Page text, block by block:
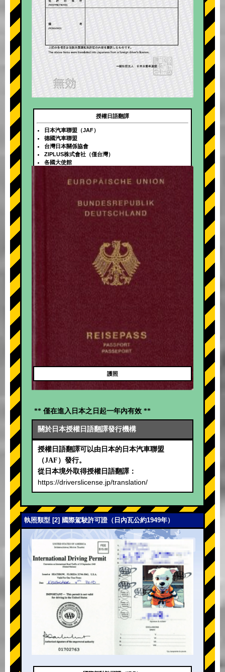
+
授權日語翻譯
日本汽車聯盟（JAF）
德國汽車聯盟
台灣日本關係協會
ZIPLUS株式會社（僅台灣）
各國大使館
護照
** 僅在進入日本之日起一年內有效 **
關於日本授權日語翻譯發行機構
授權日語翻譯可以由日本的日本汽車聯盟
（JAF）發行。
從日本境外取得授權日語翻譯：
https://driverslicense.jp/translation/
執照類型 [2] 國際駕駛許可證（日內瓦公約1949年）